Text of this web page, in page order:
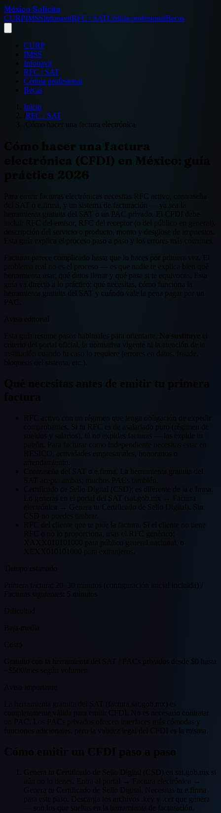
México Solicita
CURPIMSSInfonavitRFC / SATCédula profesionalBecas
CURP
IMSS
Infonavit
RFC / SAT
Cédula profesional
Becas
Inicio
RFC / SAT
Cómo hacer una factura electrónica
Cómo hacer una factura
electrónica (CFDI) en México: guía
práctica 2026
Para emitir facturas electrónicas necesitas RFC activo, contraseña
del SAT o e.firma, y un sistema de facturación — ya sea la
herramienta gratuita del SAT o un PAC privado. El CFDI debe
incluir RFC del emisor, RFC del receptor (o del público en general),
descripción del servicio o producto, monto y desglose de impuestos.
Esta guía explica el proceso paso a paso y los errores más comunes.
Facturar parece complicado hasta que lo haces por primera vez. El
problema real no es el proceso — es que nadie te explica bien qué
herramienta usar, qué datos llenar y qué pasa si te equivocas. Esta
guía va directo a lo práctico: qué necesitas, cómo funciona la
herramienta gratuita del SAT y cuándo vale la pena pagar por un
Esta guía resume pasos habituales para orientarte.
criterio del portal oficial, la normativa vigente ni la atención de la
institución cuando tu caso lo requiere (errores en datos, fraude,
Qué necesitas antes de emitir tu primera
comprobantes. Si tu RFC es de asalariado puro (régimen de
patrón. Para facturar como independiente necesitas estar en
Contraseña del SAT o e.firma. La herramienta gratuita del
Certificado de Sello Digital (CSD): es diferente de la e.firma.
Lo generas en el portal del SAT (sat.gob.mx → Factura
electrónica → Genera tu Certificado de Sello Digital). Sin
RFC del cliente que te pide la factura. Si el cliente no tiene
Primera factura: 20–30 minutos (configuración inicial incluida) /
Gratuito con la herramienta del SAT / PACs privados desde $0 hasta
La herramienta gratuita del SAT (factura.sat.gob.mx) es
completamente válida para emitir CFDI. No es necesario contratar
un PAC. Los PACs privados ofrecen interfaces más cómodas y
funciones adicionales, pero la validez legal del CFDI es la misma.
Cómo emitir un CFDI paso a paso
Genera tu Certificado de Sello Digital (CSD) en sat.gob.mx si
aún no lo tienes. Entra al portal → Factura electrónica →
Genera tu Certificado de Sello Digital. Necesitas tu e.firma
para este paso. Descarga los archivos .key y .cer que genera
— son los que sueltas en la herramienta de facturación.